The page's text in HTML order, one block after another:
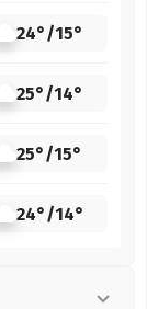
24°/15°
25°/14°
25°/15°
24°/14°